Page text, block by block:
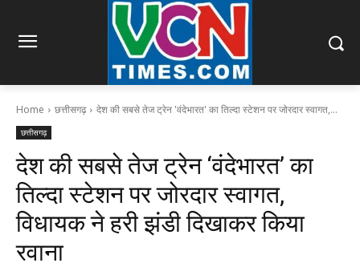
Home छत्तीसगढ़ देश की सबसे तेज ट्रेन 'वंदेभारत' का तिल्दा स्टेशन पर जोरदार स्वागत,...
छत्तीसगढ़
देश की सबसे तेज ट्रेन ‘वंदेभारत’ का
तिल्दा स्टेशन पर जोरदार स्वागत,
विधायक ने हरी झंडी दिखाकर किया
रवाना